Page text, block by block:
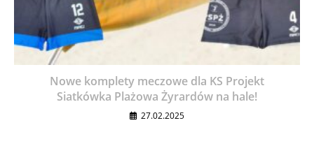
Nowe komplety meczowe dla KS Projekt
Siatkówka Plażowa Żyrardów na hale!
27.02.2025